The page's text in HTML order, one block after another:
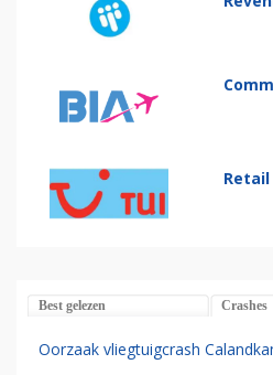
Retail
Best gelezen Crashes
Oorzaak vliegtuigcrash